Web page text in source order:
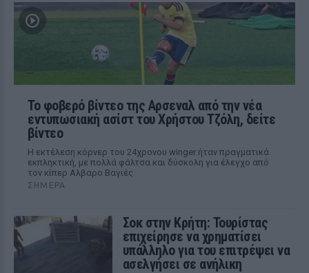
Το φοβερό βίντεο της Αρσεναλ από την νέα
εντυπωσιακή ασίστ του Χρήστου Τζόλη, δείτε
βίντεο
Η εκτέλεση κόρνερ του 24χρονου winger ήταν πραγματικά
εκπληκτική, με πολλά φάλτσα και δύσκολη για έλεγχο από
τον κίπερ Αλβαρο Βαγιές
ΣΉΜΕΡΑ
Σοκ στην Κρήτη: Τουρίστας
επιχείρησε να χρηματίσει
υπάλληλο για του επιτρέψει να
ασελγήσει σε ανήλικη